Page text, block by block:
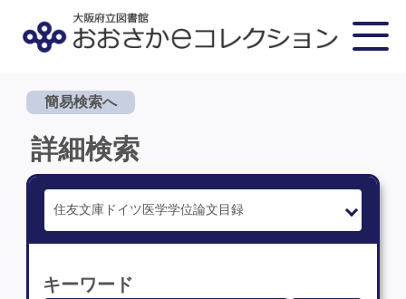
簡易検索へ
詳細検索
キーワード